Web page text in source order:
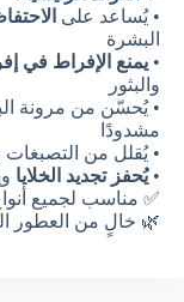
• يُساعد على
البشرة
• يمنع الإفراط في
والبثور
• يُحسّن من مرونة
مشدودًا
• يُقلل من التصبغات
•يُحفز تجديد الخلايا
✅ مناسب لجميع
🌿 خالٍ من العطور